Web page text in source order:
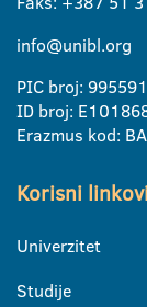
info@unibl.org
PIC broj:
ID broj:
Erazmus kod:
Korisni
Univerzitet
Studije